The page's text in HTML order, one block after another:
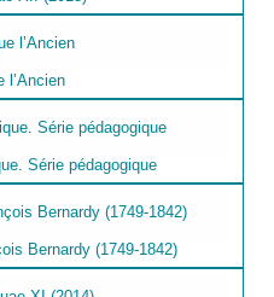
l’Ancien
Série pédagogique
Bernardy (1749-1842)